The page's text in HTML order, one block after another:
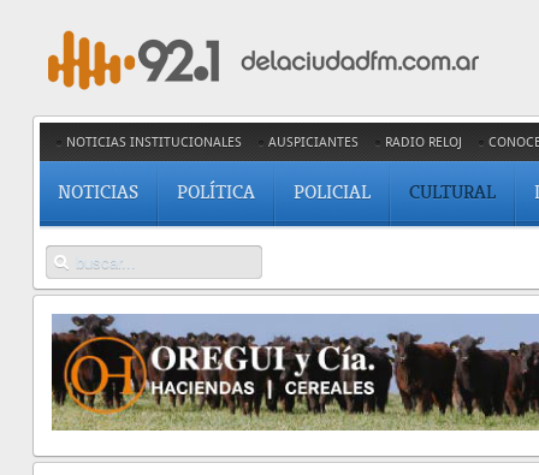
NOTICIAS INSTITUCIONALES AUSPICIANTES RADIO RELOJ
NOTICIAS POLÍTICA POLICIAL CULTURAL